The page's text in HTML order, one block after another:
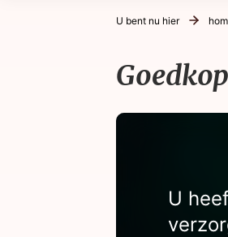
U bent nu hier
U